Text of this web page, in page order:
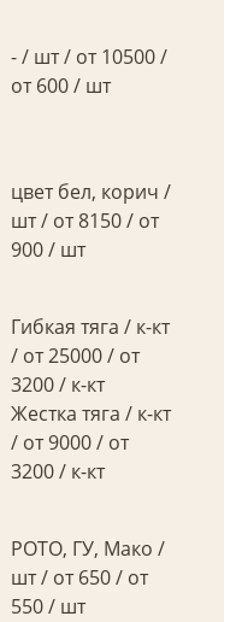
- / шт / от 10500 /
от 600 / шт
цвет бел, корич /
шт / от 8150 / от
900 / шт
Гибкая тяга / к-кт
/ от 25000 / от
3200 / к-кт
Жестка тяга / к-кт
/ от 9000 / от
3200 / к-кт
РОТО, ГУ, Мако /
шт / от 650 / от
550 / шт